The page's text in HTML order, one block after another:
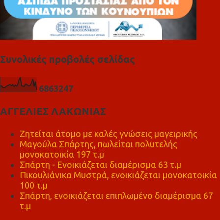
Συνολικές προβολές σελίδας
6863247
ΑΓΓΕΛΙΕΣ ΛΑΚΩΝΙΑΣ
Ζητείται άτομο με καλές γνώσεις μαγειρικής
Μαγούλα Σπάρτης, πωλείται πολυτελής
μονοκατοικία 197 τ.μ
Σπάρτη - Ενοικιάζεται διαμέρισμα 63 τ.μ
Πικουλιάνικα Μυστρά, ενοικιάζεται μονοκατοικία
100 τ.μ
Σπάρτη, ενοικιάζεται επιπλωμένο διαμέρισμα 67
τ.μ